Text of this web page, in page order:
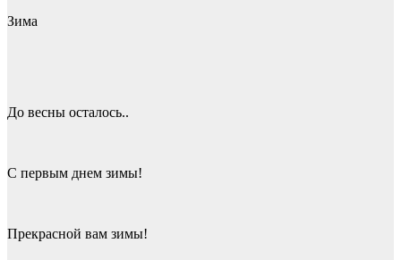
Зима
До весны осталось..
С первым днем зимы!
Прекрасной вам зимы!